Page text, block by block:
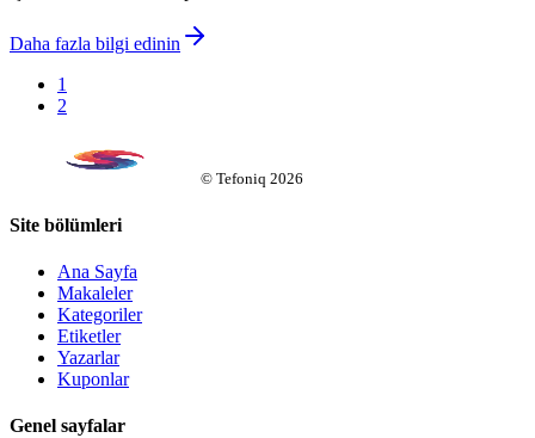
Daha fazla bilgi edinin
1
2
© Tefoniq 2026
Site bölümleri
Ana Sayfa
Makaleler
Kategoriler
Etiketler
Yazarlar
Kuponlar
Genel sayfalar